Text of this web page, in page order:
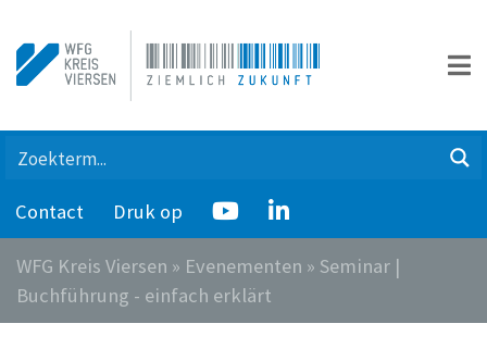
Contact Druk op
WFG Kreis Viersen » Evenementen » Seminar |
Buchführung - einfach erklärt